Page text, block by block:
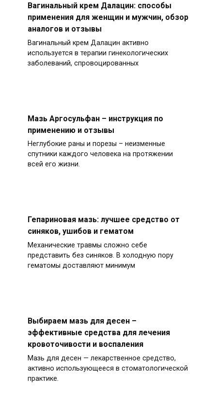
Вагинальный крем Далацин: способы
применения для женщин и мужчин, обзор
аналогов и отзывы
Вагинальный крем Далацин активно
используется в терапии гинекологических
заболеваний, спровоцированных
Мазь Аргосульфан – инструкция по
применению и отзывы
Неглубокие раны и порезы – неизменные
спутники каждого человека на протяжении
всей его жизни.
Гепариновая мазь: лучшее средство от
синяков, ушибов и гематом
Механические травмы сложно себе
представить без синяков. В холодную пору
гематомы доставляют минимум
Выбираем мазь для десен –
эффективные средства для лечения
кровоточивости и воспаления
Мазь для десен — лекарственное средство,
активно использующееся в стоматологической
практике.